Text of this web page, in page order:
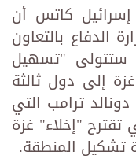
إسرائيل كاتس أن
الدفاع بالتعاون
ستتولى "تسهيل
إلى دول ثالثة
ترامب التي
2025، والتي تقترح "إخلاء" غزة
تشكيل المنطقة.